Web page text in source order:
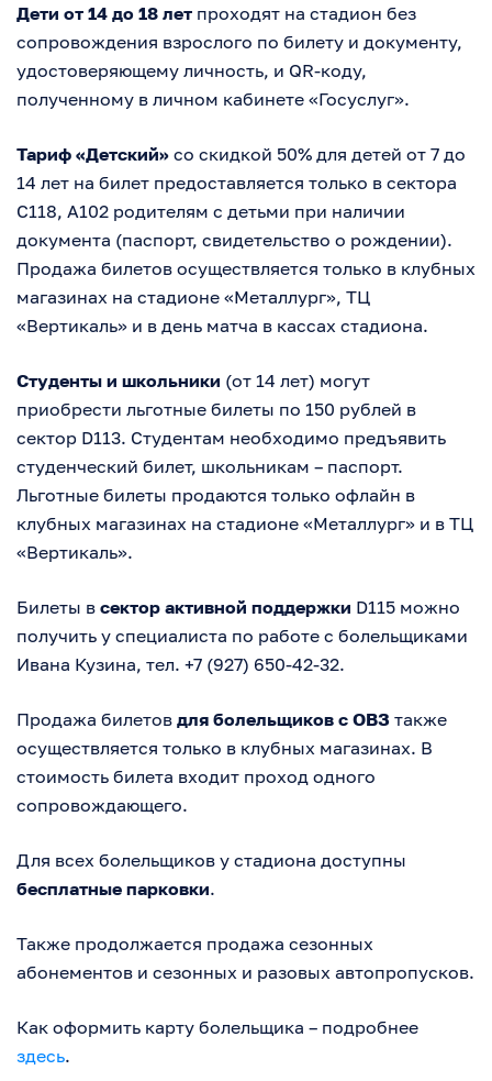
Дети от 14 до 18 лет проходят на стадион без
сопровождения взрослого по билету и документу,
удостоверяющему личность, и QR-коду,
полученному в личном кабинете «Госуслуг».
Тариф «Детский» со скидкой 50% для детей от 7 до
14 лет на билет предоставляется только в сектора
С118, А102 родителям с детьми при наличии
документа (паспорт, свидетельство о рождении).
Продажа билетов осуществляется только в клубных
магазинах на стадионе «Металлург», ТЦ
«Вертикаль» и в день матча в кассах стадиона.
Студенты и школьники (от 14 лет) могут
приобрести льготные билеты по 150 рублей в
сектор D113. Студентам необходимо предъявить
студенческий билет, школьникам – паспорт.
Льготные билеты продаются только офлайн в
клубных магазинах на стадионе «Металлург» и в ТЦ
«Вертикаль».
Билеты в сектор активной поддержки D115 можно
получить у специалиста по работе с болельщиками
Ивана Кузина, тел. +7 (927) 650-42-32.
Продажа билетов для болельщиков с ОВЗ также
осуществляется только в клубных магазинах. В
стоимость билета входит проход одного
сопровождающего.
Для всех болельщиков у стадиона доступны
бесплатные парковки.
Также продолжается продажа сезонных
абонементов и сезонных и разовых автопропусков.
Как оформить карту болельщика – подробнее
здесь.